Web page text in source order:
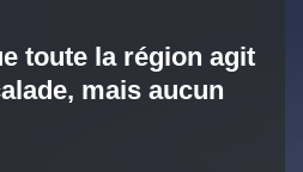
toute la région agit
mais aucun